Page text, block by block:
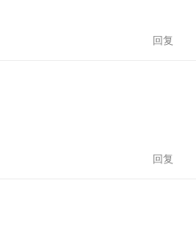
回复
回复